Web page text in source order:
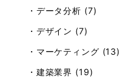
・データ分析 (7)
・デザイン (7)
・マーケティング (13)
・建築業界 (19)